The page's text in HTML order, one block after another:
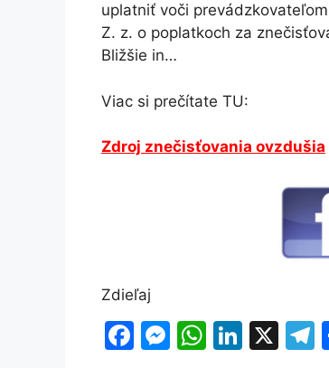
uplatniť voči
Z. z. o poplatkoch za
Bližšie in…
Viac si prečítate TU:
Zdroj znečisťovania ovzdušia
Zdieľaj
F
M W Li X